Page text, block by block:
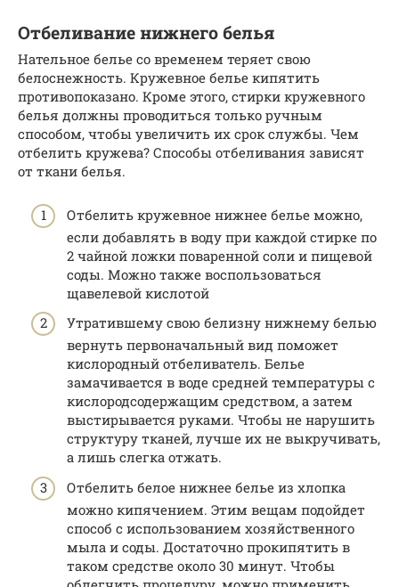
Отбеливание нижнего белья
Нательное белье со временем теряет свою
белоснежность. Кружевное белье кипятить
противопоказано. Кроме этого, стирки кружевного
белья должны проводиться только ручным
способом, чтобы увеличить их срок службы. Чем
отбелить кружева? Способы отбеливания зависят
от ткани белья.
Отбелить кружевное нижнее белье можно,
если добавлять в воду при каждой стирке по
2 чайной ложки поваренной соли и пищевой
соды. Можно также воспользоваться
щавелевой кислотой
Утратившему свою белизну нижнему белью
вернуть первоначальный вид поможет
кислородный отбеливатель. Белье
замачивается в воде средней температуры с
кислородсодержащим средством, а затем
выстирывается руками. Чтобы не нарушить
структуру тканей, лучше их не выкручивать,
а лишь слегка отжать.
Отбелить белое нижнее белье из хлопка
можно кипячением. Этим вещам подойдет
способ с использованием хозяйственного
мыла и соды. Достаточно прокипятить в
таком средстве около 30 минут. Чтобы